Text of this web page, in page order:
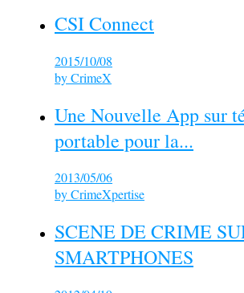
CSI Connect
2015/10/08
byCrimeX
Une Nouvelle App sur
portable pour la...
2013/05/06
byCrimeXpertise
SCENE DE CRIME
SMARTPHONES